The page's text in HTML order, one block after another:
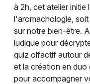
à 2h, cet atelier initie
l'aromachologie,
sur notre bien-être.
ludique pour
quiz olfactif autour
et la création en
pour accompagner